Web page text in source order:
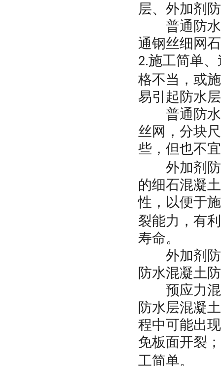
层、外加剂
普通防水
通钢丝细网
2.施工简单
格不当，或
易引起防水
普通防水
丝网，分块
些，但也不
外加剂防
的细石混凝
性，以便于
裂能力，有
寿命。
外加剂防
防水混凝土
预应力混
防水层混凝
程中可能出
免板面开裂；
工简单。